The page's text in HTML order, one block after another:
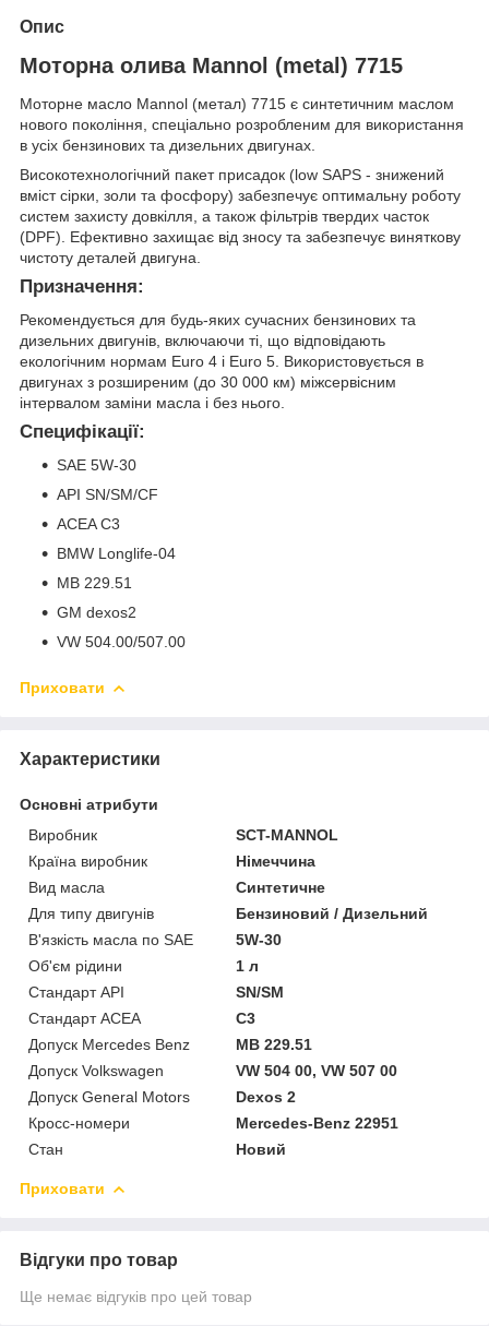
Опис
Моторна олива Mannol (metal) 7715
Моторне масло Mannol (метал) 7715 є синтетичним маслом
нового покоління, спеціально розробленим для використання
в усіх бензинових та дизельних двигунах.
Високотехнологічний пакет присадок (low SAPS - знижений
вміст сірки, золи та фосфору) забезпечує оптимальну роботу
систем захисту довкілля, а також фільтрів твердих часток
(DPF). Ефективно захищає від зносу та забезпечує виняткову
чистоту деталей двигуна.
Призначення:
Рекомендується для будь-яких сучасних бензинових та
дизельних двигунів, включаючи ті, що відповідають
екологічним нормам Euro 4 і Euro 5. Використовується в
двигунах з розширеним (до 30 000 км) міжсервісним
інтервалом заміни масла і без нього.
Специфікації:
SAE 5W-30
API SN/SM/CF
ACEA C3
BMW Longlife-04
MB 229.51
GM dexos2
VW 504.00/507.00
Приховати
Характеристики
Основні атрибути
Виробник
SCT-MANNOL
Країна виробник
Німеччина
Вид масла
Синтетичне
Для типу двигунів
Бензиновий / Дизельний
В'язкість масла по SAE
5W-30
Об'єм рідини
1 л
Стандарт API
SN/SM
Стандарт ACEA
C3
Допуск Mercedes Benz
MB 229.51
Допуск Volkswagen
VW 504 00, VW 507 00
Допуск General Motors
Dexos 2
Кросс-номери
Mercedes-Benz 22951
Стан
Новий
Приховати
Відгуки про товар
Ще немає відгуків про цей товар